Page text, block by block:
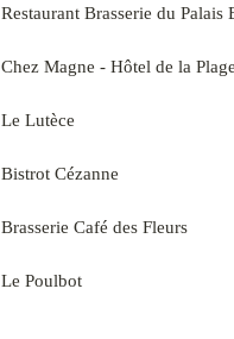
Restaurant Brasserie du Palais
Chez Magne - Hôtel de la Plage
Le Lutèce
Bistrot Cézanne
Brasserie Café des Fleurs
Le Poulbot